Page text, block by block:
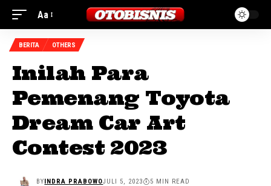
Aa
BERITA OTHERS
Inilah Para
Pemenang Toyota
Dream Car Art
Contest 2023
BYINDRA PRABOWOJULI 5, 2023 5 MIN READ